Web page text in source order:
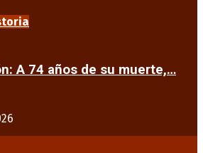
A 74 años de su muerte,…